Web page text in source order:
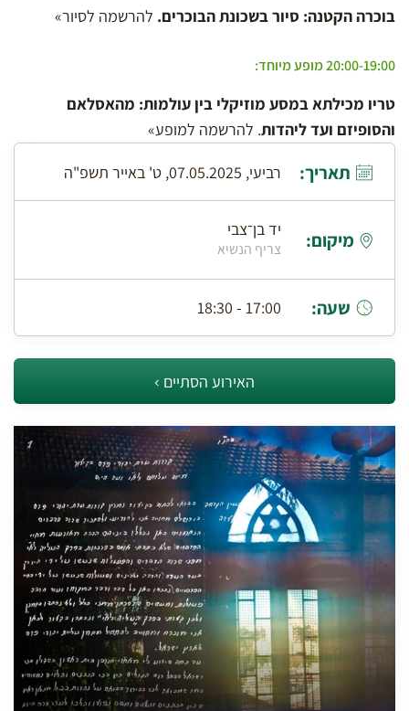
בוכרה הקטנה: סיור בשכונת הבוכרים. להרשמה לסיור»
20:00-19:00 מופע מיוחד:
טריו מכילתא במסע מוזיקלי בין עולמות: מהאסלאם
והסופיזם ועד ליהדות. להרשמה למופע»
תאריך: רביעי, 07.05.2025, ט' באייר תשפ"ה
מיקום: יד בן־צבי
צריף הנשיא
שעה: 17:00 - 18:30
האירוע הסתיים